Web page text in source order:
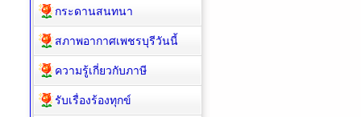
กระดานสนทนา
สภาพอากาศเพชรบุรีวันนี้
ความรู้เกี่ยวกับภาษี
รับเรื่องร้องทุกข์